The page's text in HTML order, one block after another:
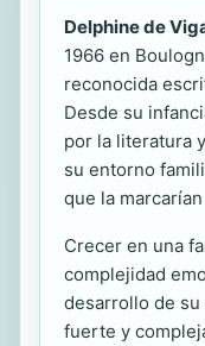
Delphine de
1966 en
reconocida
Desde su
por la literatura
su entorno
que la
Crecer en una
complejidad
desarrollo de su
fuerte y